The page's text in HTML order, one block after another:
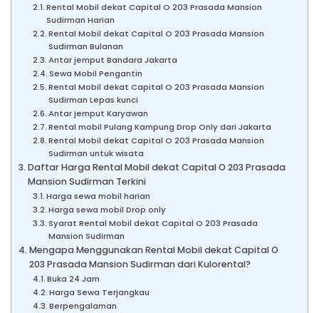
Rental Mobil dekat Capital O 203 Prasada Mansion
Sudirman Harian
Rental Mobil dekat Capital O 203 Prasada Mansion
Sudirman Bulanan
Antar jemput Bandara Jakarta
Sewa Mobil Pengantin
Rental Mobil dekat Capital O 203 Prasada Mansion
Sudirman Lepas kunci
Antar jemput Karyawan
Rental mobil Pulang Kampung Drop Only dari Jakarta
Rental Mobil dekat Capital O 203 Prasada Mansion
Sudirman untuk wisata
Daftar Harga Rental Mobil dekat Capital O 203 Prasada
Mansion Sudirman Terkini
Harga sewa mobil harian
Harga sewa mobil Drop only
Syarat Rental Mobil dekat Capital O 203 Prasada
Mansion Sudirman
Mengapa Menggunakan Rental Mobil dekat Capital O
203 Prasada Mansion Sudirman dari Kulorental?
Buka 24 Jam
Harga Sewa Terjangkau
Berpengalaman